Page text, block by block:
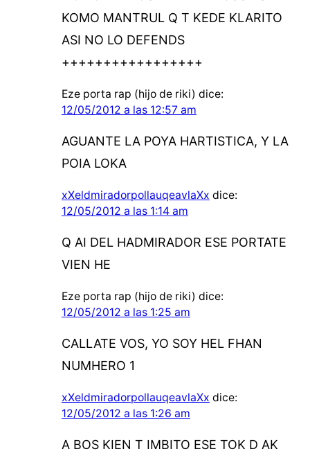
KOMO MANTRUL Q T KEDE KLARITO
ASI NO LO DEFENDS
+++++++++++++++++
Eze porta rap (hijo de riki) dice:
12/05/2012 a las 12:57 am
AGUANTE LA POYA HARTISTICA, Y LA
POIA LOKA
xXeldmiradorpollauqeavlaXx dice:
12/05/2012 a las 1:14 am
Q AI DEL HADMIRADOR ESE PORTATE
VIEN HE
Eze porta rap (hijo de riki) dice:
12/05/2012 a las 1:25 am
CALLATE VOS, YO SOY HEL FHAN
NUMHERO 1
xXeldmiradorpollauqeavlaXx dice:
12/05/2012 a las 1:26 am
A BOS KIEN T IMBITO ESE TOK D AK